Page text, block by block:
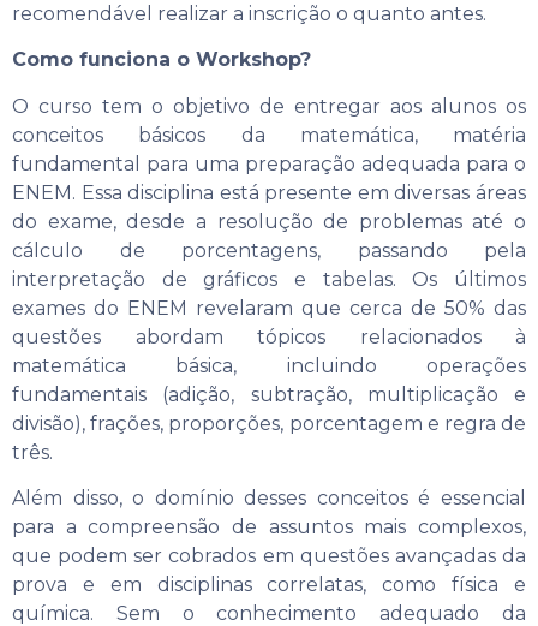
recomendável realizar a inscrição o quanto antes.
Como funciona o Workshop?
O curso tem o objetivo de entregar aos alunos os
conceitos básicos da matemática, matéria
fundamental para uma preparação adequada para o
ENEM. Essa disciplina está presente em diversas áreas
do exame, desde a resolução de problemas até o
cálculo de porcentagens, passando pela
interpretação de gráficos e tabelas. Os últimos
exames do ENEM revelaram que cerca de 50% das
questões abordam tópicos relacionados à
matemática básica, incluindo operações
fundamentais (adição, subtração, multiplicação e
divisão), frações, proporções, porcentagem e regra de
três.
Além disso, o domínio desses conceitos é essencial
para a compreensão de assuntos mais complexos,
que podem ser cobrados em questões avançadas da
prova e em disciplinas correlatas, como física e
química. Sem o conhecimento adequado da